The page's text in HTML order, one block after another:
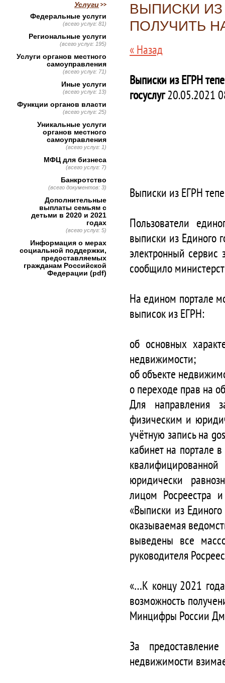
ВЫПИСКИ
ПОЛУЧИТЬ
« Назад
Выписки из ЕГРН
госуслуг20.05.2021
Выписки из ЕГРН
Пользователи
выписки из Единого
электронный
сообщило
На едином портале
выписок из ЕГРН:
об основных
недвижимости;
об объекте
о переходе прав на
Для направления
физическим и
учётную запись на
кабинет на портале
юридически
лицом Росреестра
«Выписки из Единого
оказываемая
выведены все
руководителя
«…К концу 2021 года
возможность
Минцифры России
За
недвижимости
Услуги
Федеральные услуги
(всего услуг: 81)
Региональные услуги
(всего услуг: 195)
Услуги органов местного
самоуправления
(всего услуг: 71)
Иные услуги
(всего услуг: 13)
Функции органов власти
(всего услуг: 25)
Уникальные услуги
органов местного
самоуправления
(всего услуг: 1)
МФЦ для бизнеса
(всего услуг: 7)
Банкротство
(всего документов: 3)
Дополнительные
выплаты семьям с
детьми в 2020 и 2021
годах
(всего услуг: 5)
Информация о мерах
социальной поддержки,
предоставляемых
гражданам Российской
Федерации (pdf)